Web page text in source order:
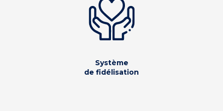
Système
de fidélisation